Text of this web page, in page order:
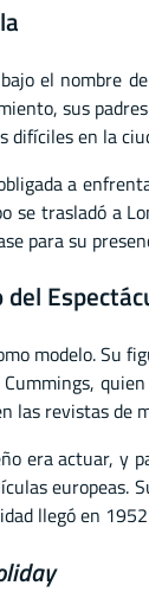
el nombre
sus
en la
a
trasladó a
para su
modelo. Su
las revistas de
era actuar,
llegó en